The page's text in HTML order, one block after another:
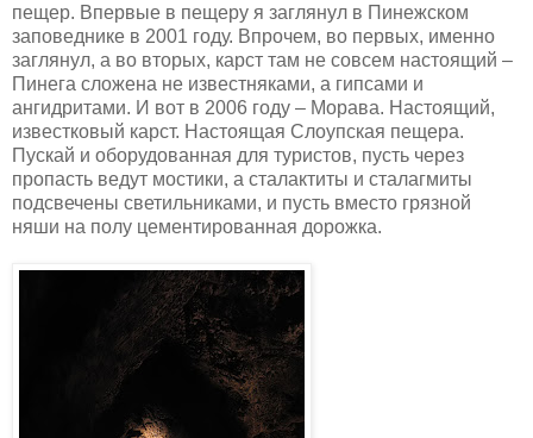
пещер. Впервые в пещеру я заглянул в Пинежском
заповеднике в 2001 году. Впрочем, во первых, именно
заглянул, а во вторых, карст там не совсем настоящий –
Пинега сложена не известняками, а гипсами и
ангидритами. И вот в 2006 году – Морава. Настоящий,
известковый карст. Настоящая Слоупская пещера.
Пускай и оборудованная для туристов, пусть через
пропасть ведут мостики, а сталактиты и сталагмиты
подсвечены светильниками, и пусть вместо грязной
няши на полу цементированная дорожка.